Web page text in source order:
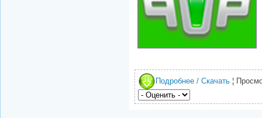
Подробнее / Скачать ¦